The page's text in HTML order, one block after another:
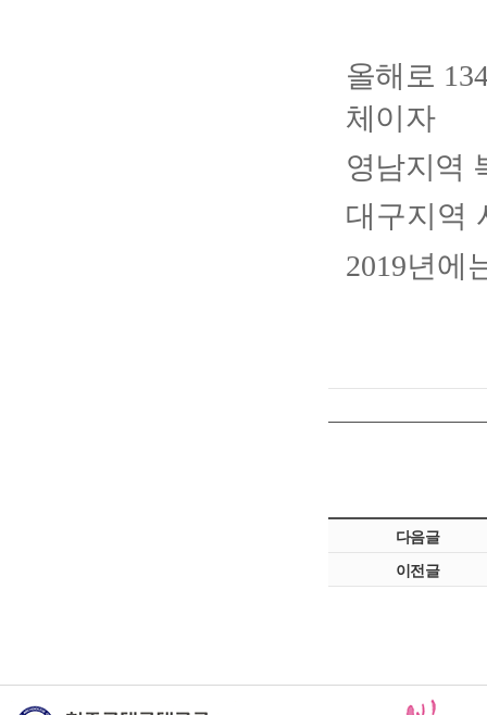
올해로
체이자
영남지역
대구지역
2019년에
다음글
이전글